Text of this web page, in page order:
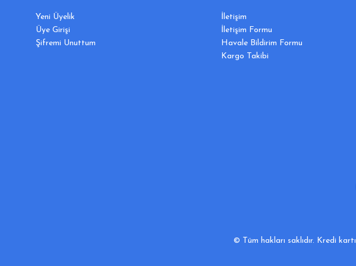
Yeni Üyelik
Üye Girişi
Şifremi Unuttum
İletişim
İletişim Formu
Havale Bildirim Formu
Kargo Takibi
© Tüm hakları saklıdır. Kredi